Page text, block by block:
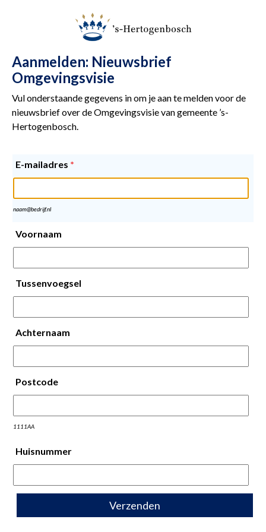
Aanmelden: Nieuwsbrief
Omgevingsvisie
Vul onderstaande gegevens in om je aan te melden voor de
nieuwsbrief over de Omgevingsvisie van gemeente ’s-
Hertogenbosch.
E-mailadres *
naam@bedrijf.nl
Voornaam
Tussenvoegsel
Achternaam
Postcode
1111AA
Huisnummer